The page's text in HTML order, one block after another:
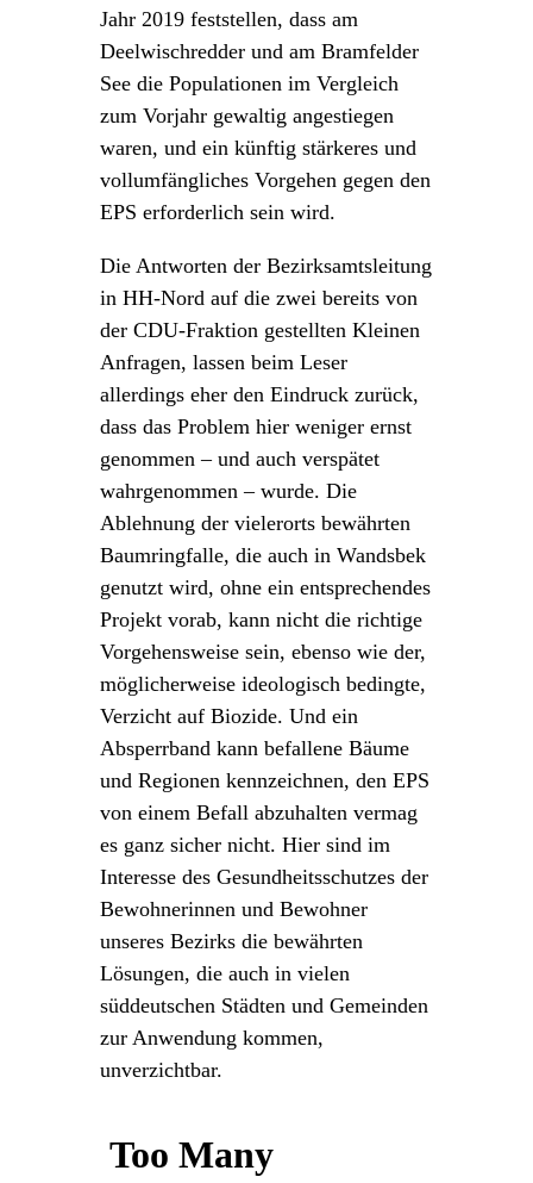
Jahr 2019 feststellen, dass am
Deelwischredder und am Bramfelder
See die Populationen im Vergleich
zum Vorjahr gewaltig angestiegen
waren, und ein künftig stärkeres und
vollumfängliches Vorgehen gegen den
EPS erforderlich sein wird.
Die Antworten der Bezirksamtsleitung
in HH-Nord auf die zwei bereits von
der CDU-Fraktion gestellten Kleinen
Anfragen, lassen beim Leser
allerdings eher den Eindruck zurück,
dass das Problem hier weniger ernst
genommen – und auch verspätet
wahrgenommen – wurde. Die
Ablehnung der vielerorts bewährten
Baumringfalle, die auch in Wandsbek
genutzt wird, ohne ein entsprechendes
Projekt vorab, kann nicht die richtige
Vorgehensweise sein, ebenso wie der,
möglicherweise ideologisch bedingte,
Verzicht auf Biozide. Und ein
Absperrband kann befallene Bäume
und Regionen kennzeichnen, den EPS
von einem Befall abzuhalten vermag
es ganz sicher nicht. Hier sind im
Interesse des Gesundheitsschutzes der
Bewohnerinnen und Bewohner
unseres Bezirks die bewährten
Lösungen, die auch in vielen
süddeutschen Städten und Gemeinden
zur Anwendung kommen,
unverzichtbar.